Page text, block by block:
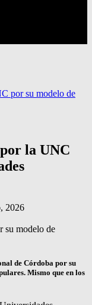
por su modelo de
la UNC
2026
de Córdoba por su
Mismo que en los